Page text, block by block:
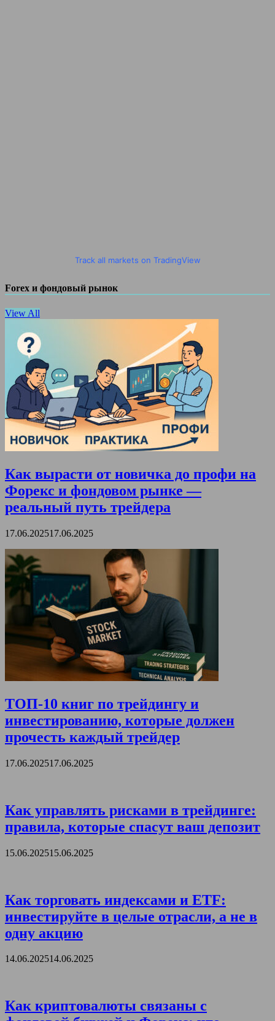
Track all markets on TradingView
Forex и фондовый рынок
View All
Как вырасти от новичка до профи на
Форекс и фондовом рынке —
реальный путь трейдера
17.06.202517.06.2025
ТОП-10 книг по трейдингу и
инвестированию, которые должен
прочесть каждый трейдер
17.06.202517.06.2025
Как управлять рисками в трейдинге:
правила, которые спасут ваш депозит
15.06.202515.06.2025
Как торговать индексами и ETF:
инвестируйте в целые отрасли, а не в
одну акцию
14.06.202514.06.2025
Как криптовалюты связаны с